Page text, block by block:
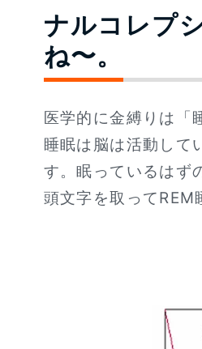
ナルコレプ
ね〜。
医学的に金縛りは「
睡眠は脳は活動して
す。眠っているは
頭文字を取ってREM